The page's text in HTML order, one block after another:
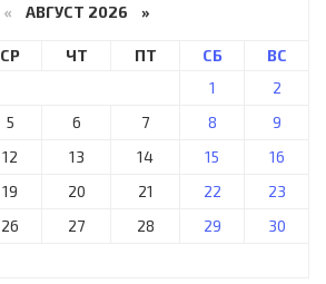
« АВГУСТ 2026 »
СР ЧТ ПТ СБ
ВС
1
2
5 6 7 8
9
12 13 14 15
16
19 20 21 22
23
26 27 28 29
30